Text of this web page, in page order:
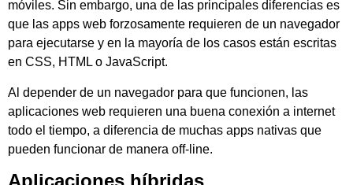
móviles. Sin embargo, una de las principales diferencias es
que las apps web forzosamente requieren de un navegador
para ejecutarse y en la mayoría de los casos están escritas
en CSS, HTML o JavaScript.
Al depender de un navegador para que funcionen, las
aplicaciones web requieren una buena conexión a internet
todo el tiempo, a diferencia de muchas apps nativas que
pueden funcionar de manera off-line.
Aplicaciones híbridas